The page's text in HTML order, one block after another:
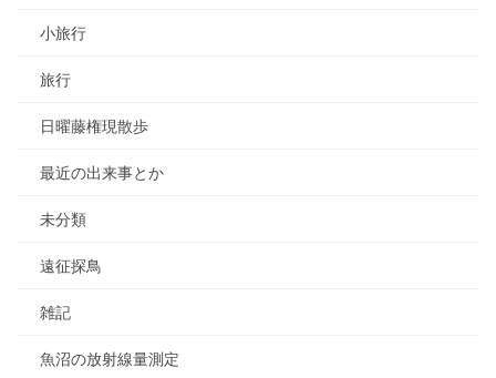
小旅行
旅行
日曜藤権現散歩
最近の出来事とか
未分類
遠征探鳥
雑記
魚沼の放射線量測定